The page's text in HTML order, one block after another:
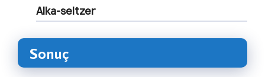
Alka-seltzer
Sonuç